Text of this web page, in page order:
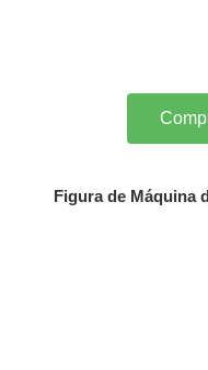
Figura de Máquina